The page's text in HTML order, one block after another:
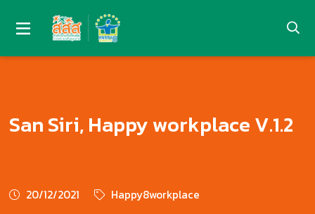
San Siri, Happy workplace V.1.2
20/12/2021 Happy8workplace